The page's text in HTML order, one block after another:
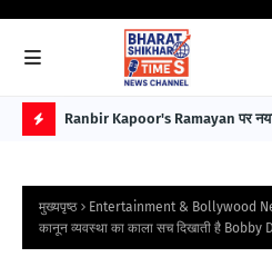
O
P
Ranbir Kapoor's Ramayan पर
मुख्यपृष्ठ Entertainment & Bollywood
कानून व्यवस्था का काला सच दिखाती है Bobby